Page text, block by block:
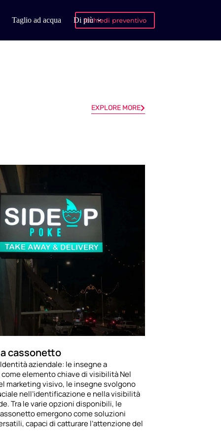
Taglio ad acqua Di piùRichiedi preventivo
EXPLORE MORE
cassonetto
aziendale: le insegne a
elemento chiave di visibilità Nel
marketing visivo, le insegne svolgono
nell’identificazione e nella visibilità
Tra le varie opzioni disponibili, le
emergono come soluzioni
capaci di catturare l’attenzione del